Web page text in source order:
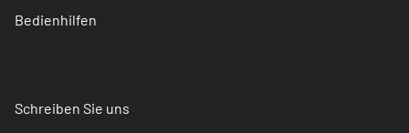
Bedienhilfen
Schreiben Sie uns